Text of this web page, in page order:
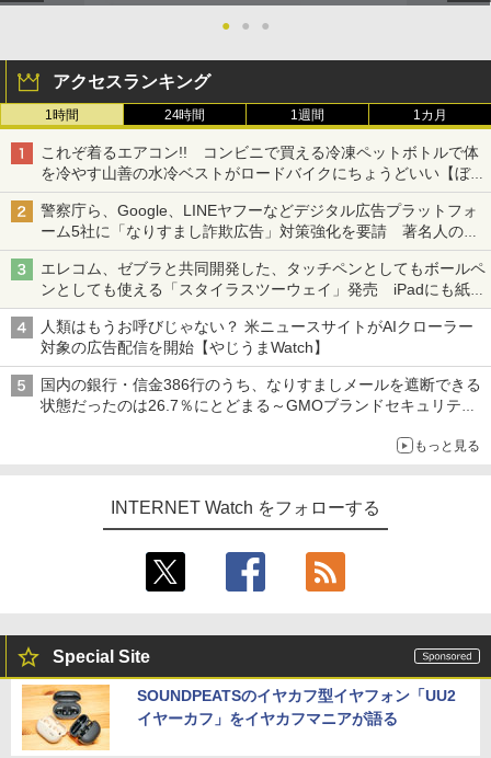
● ● ●
アクセスランキング
1時間 24時間 1週間 1カ月
これぞ着るエアコン!! コンビニで買える冷凍ペットボトルで体
を冷やす山善の水冷ベストがロードバイクにちょうどいい【ぼっ
ち・ざ・ろーど！その14】【空いた時間でなにしてる？】
警察庁ら、Google、LINEヤフーなどデジタル広告プラットフォ
ーム5社に「なりすまし詐欺広告」対策強化を要請 著名人の写
真や映像を使った投資詐欺などへの対策として
エレコム、ゼブラと共同開発した、タッチペンとしてもボールペ
ンとしても使える「スタイラスツーウェイ」発売 iPadにも紙に
も、持ち替えずに書き込める
人類はもうお呼びじゃない？ 米ニュースサイトがAIクローラー
対象の広告配信を開始【やじうまWatch】
国内の銀行・信金386行のうち、なりすましメールを遮断できる
状態だったのは26.7％にとどまる～GMOブランドセキュリティ
もっと見る
INTERNET Watch をフォローする
Special Site
SOUNDPEATSのイヤカフ型イヤフォン「UU2
イヤーカフ」をイヤカフマニアが語る